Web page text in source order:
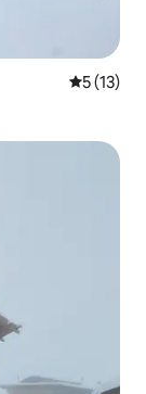
5 ud af 5
5 (13)